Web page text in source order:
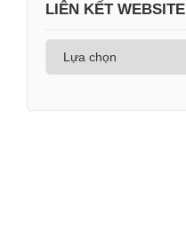
LIÊN KẾT WEBSITE